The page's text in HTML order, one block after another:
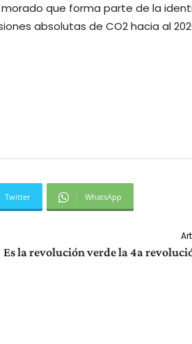
morado que forma parte de la
absolutas de CO2 hacia al
Twitter WhatsApp
Es la revolución verde la 4a